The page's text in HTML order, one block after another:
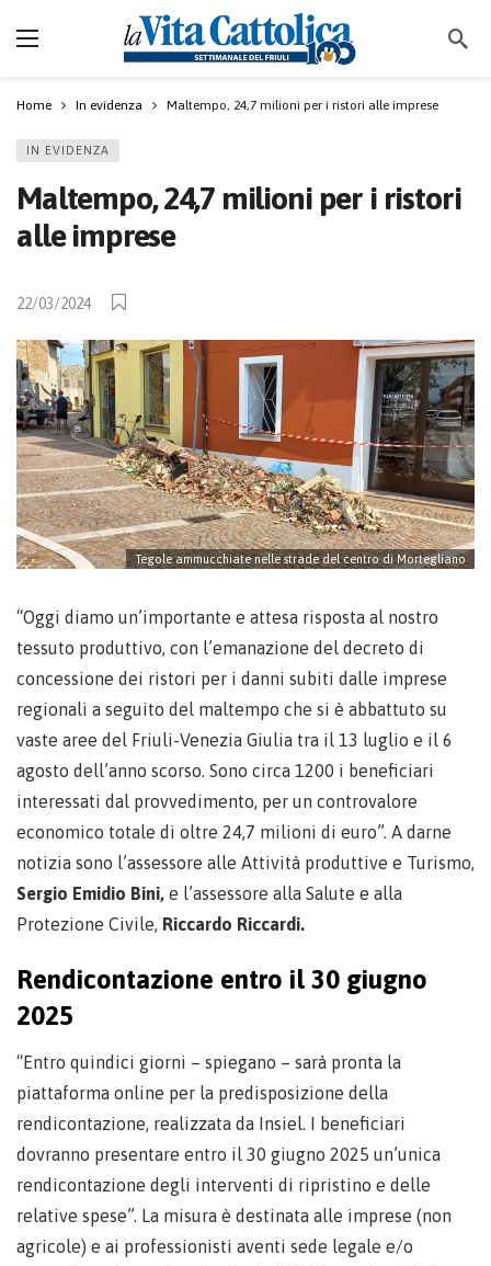
Home In evidenza Maltempo, 24,7 milioni per i ristori alle imprese
IN EVIDENZA
Maltempo, 24,7 milioni per i ristori
alle imprese
22/03/2024
Tegole ammucchiate nelle strade del centro di Mortegliano
“Oggi diamo un’importante e attesa risposta al nostro
tessuto produttivo, con l’emanazione del decreto di
concessione dei ristori per i danni subiti dalle imprese
regionali a seguito del maltempo che si è abbattuto su
vaste aree del Friuli-Venezia Giulia tra il 13 luglio e il 6
agosto dell’anno scorso. Sono circa 1200 i beneficiari
interessati dal provvedimento, per un controvalore
economico totale di oltre 24,7 milioni di euro”. A darne
notizia sono l’assessore alle Attività produttive e Turismo,
Sergio Emidio Bini, e l’assessore alla Salute e alla
Protezione Civile, Riccardo Riccardi.
Rendicontazione entro il 30 giugno
2025
“Entro quindici giorni – spiegano – sarà pronta la
piattaforma online per la predisposizione della
rendicontazione, realizzata da Insiel. I beneficiari
dovranno presentare entro il 30 giugno 2025 un’unica
rendicontazione degli interventi di ripristino e delle
relative spese”. La misura è destinata alle imprese (non
agricole) e ai professionisti aventi sede legale e/o